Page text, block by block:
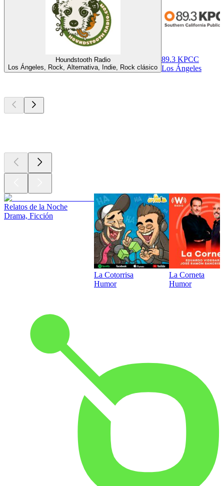
Houndstooth Radio
Los Ángeles, Rock, Alternativa, Indie, Rock clásico
89.3 KPCC
Los Ángeles
Relatos de la Noche
Drama, Ficción
La Cotorrisa
Humor
La Corneta
Humor